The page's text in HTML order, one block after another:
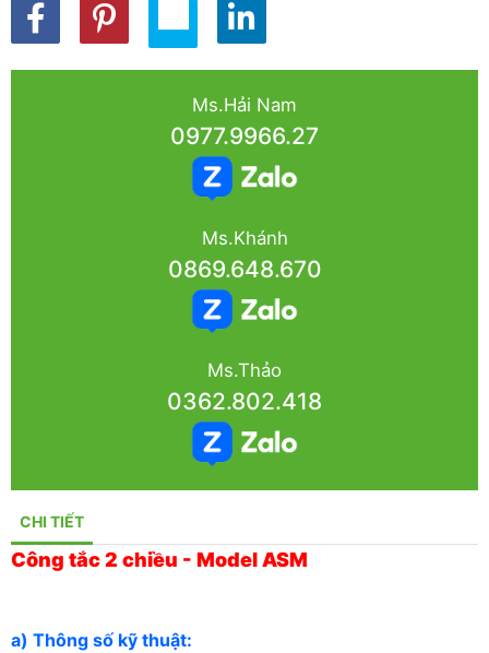
Ms.Hải Nam
0977.9966.27
Ms.Khánh
0869.648.670
Ms.Thảo
0362.802.418
CHI TIẾT
Công tắc 2 chiều - Model ASM
a) Thông số kỹ thuật: